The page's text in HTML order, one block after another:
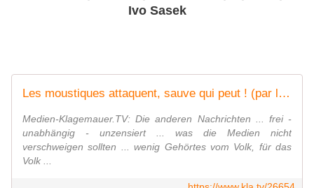
Ivo Sasek
Les moustiques attaquent, sauve qui peut ! (par le fondateur de Kla.TV, Ivo ...
Medien-Klagemauer.TV: Die anderen Nachrichten ... frei -
unabhängig - unzensiert ... was die Medien nicht
verschweigen sollten ... wenig Gehörtes vom Volk, für das
Volk ...